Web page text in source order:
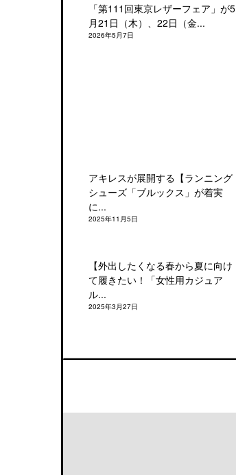
「第111回東京レザーフェア」が5
月21日（木）、22日（金...
2026年5月7日
アキレスが展開する【ランニング
シューズ「ブルックス」が着実
に...
2025年11月5日
【外出したくなる春から夏に向け
て履きたい！「女性用カジュア
ル...
2025年3月27日